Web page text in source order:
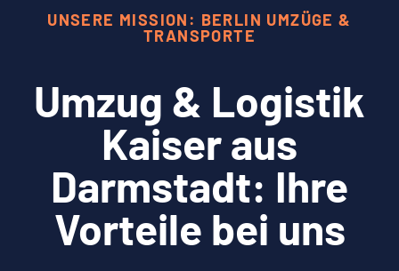
UNSERE MISSION: BERLIN UMZÜGE &
TRANSPORTE
Umzug & Logistik
Kaiser aus
Darmstadt: Ihre
Vorteile bei uns